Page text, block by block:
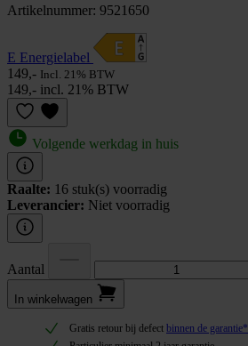
Artikelnummer: 9521650
E Energielabel
149,- Incl. 21% BTW
149,- incl. 21% BTW
Volgende werkdag in huis
Raalte: 16 stuk(s) voorradig
Leverancier: Niet voorradig
Aantal
In winkel­wagen
Gratis retour bij defect binnen de garantie*